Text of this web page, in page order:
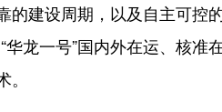
建设周期，以及自主可控
龙一号”国内外在运、核准